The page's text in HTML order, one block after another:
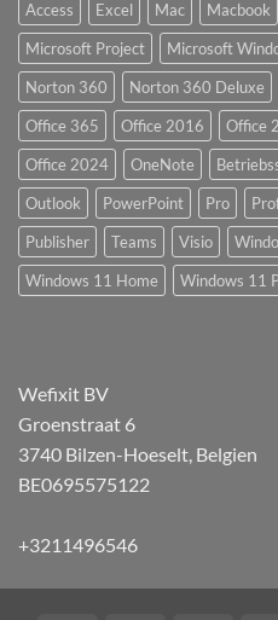
Access Excel Mac Macbook
Microsoft Project
Microsoft
Norton 360
Norton 360 Deluxe
Office 365
Office 2016 Office
Office 2024
OneNote
Outlook
PowerPoint Pro
Publisher
Teams Visio
Windows 11 Home
Windows 11
Wefixit BV
Groenstraat 6
3740 Bilzen-Hoeselt, Belgien
BE0695575122
+3211496546